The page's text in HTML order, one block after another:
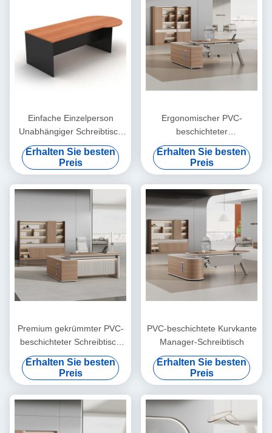
Einfache Einzelperson
Unabhängiger Schreibtisch
Großes Schreibtisch
W1600*D800*H750 MFC
Holzstil Büromöbel
Schreibtisch
Erhalten Sie besten
Preis
Ergonomischer PVC-
beschichteter
geschwungener Business-
Top-Schreibtisch
Erhalten Sie besten
Preis
Premium gekrümmter PVC-
beschichteter Schreibtisch
für Führungskräfte
Erhalten Sie besten
Preis
PVC-beschichtete Kurvkante
Manager-Schreibtisch
Erhalten Sie besten
Preis